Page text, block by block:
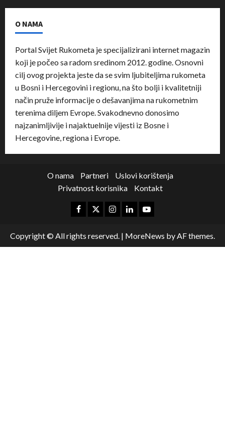
O NAMA
Portal Svijet Rukometa je specijalizirani internet magazin
koji je počeo sa radom sredinom 2012. godine. Osnovni
cilj ovog projekta jeste da se svim ljubiteljima rukometa
u Bosni i Hercegovini i regionu, na što bolji i kvalitetniji
način pruže informacije o dešavanjima na rukometnim
terenima diljem Evrope. Svakodnevno donosimo
najzanimljivije i najaktuelnije vijesti iz Bosne i
Hercegovine, regiona i Evrope.
O nama Partneri
Uslovi korištenja
Privatnost korisnika
Kontakt
Copyright © All rights reserved. | MoreNews by AF themes.